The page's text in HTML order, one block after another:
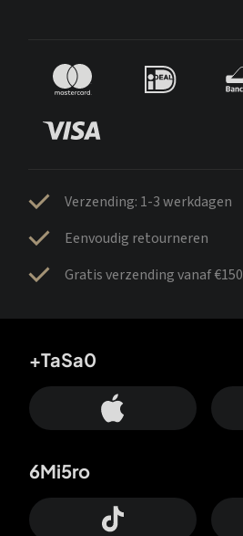
Verzending: 1-3 werkdagen
Eenvoudig retourneren
Gratis verzending vanaf €150
+TaSa0
6Mi5ro